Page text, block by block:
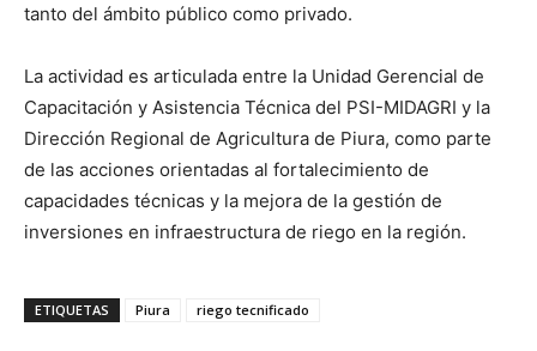
tanto del ámbito público como privado.
La actividad es articulada entre la Unidad Gerencial de
Capacitación y Asistencia Técnica del PSI-MIDAGRI y la
Dirección Regional de Agricultura de Piura, como parte
de las acciones orientadas al fortalecimiento de
capacidades técnicas y la mejora de la gestión de
inversiones en infraestructura de riego en la región.
ETIQUETAS Piura riego tecnificado